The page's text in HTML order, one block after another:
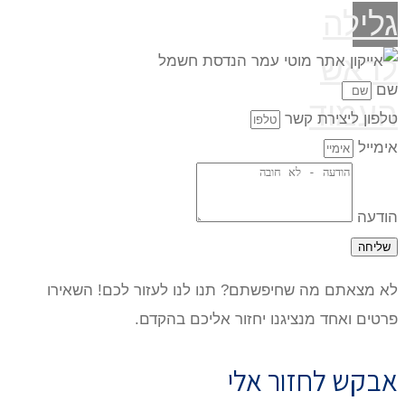
גלילה
לראש
העמוד
שם
טלפון ליצירת קשר
אימייל
הודעה
שליחה
לא מצאתם מה שחיפשתם? תנו לנו לעזור לכם! השאירו
פרטים ואחד מנציגנו יחזור אליכם בהקדם.
אבקש לחזור אלי